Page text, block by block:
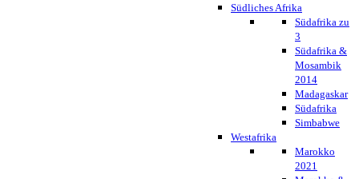
Südliches Afrika
Südafrika zu
3
Südafrika &
Mosambik
2014
Madagaskar
Südafrika
Simbabwe
Westafrika
Marokko
2021